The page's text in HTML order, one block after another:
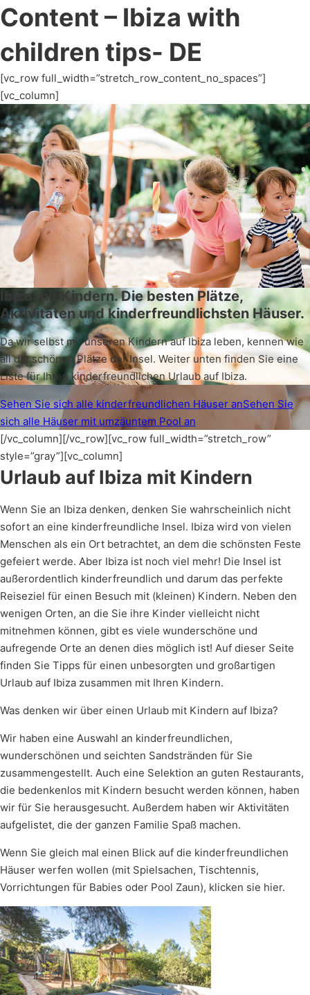
Content – Ibiza with
children tips- DE
[vc_row full_width=”stretch_row_content_no_spaces”]
[vc_column]
Ibiza mit Kindern. Die besten Plätze,
Aktivitäten und kinderfreundlichsten Häuser.
Da wir selbst mit unseren Kindern auf Ibiza leben, kennen wie
all die schönen Plätze der Insel. Weiter unten finden Sie eine
Liste für Ihren kinderfreundlichen Urlaub auf Ibiza.
Sehen Sie sich alle kinderfreundlichen Häuser anSehen Sie
sich alle Häuser mit umzäuntem Pool an
[/vc_column][/vc_row][vc_row full_width=”stretch_row”
style=”gray”][vc_column]
Urlaub auf Ibiza mit Kindern
Wenn Sie an Ibiza denken, denken Sie wahrscheinlich nicht
sofort an eine kinderfreundliche Insel. Ibiza wird von vielen
Menschen als ein Ort betrachtet, an dem die schönsten Feste
gefeiert werde. Aber Ibiza ist noch viel mehr! Die Insel ist
außerordentlich kinderfreundlich und darum das perfekte
Reiseziel für einen Besuch mit (kleinen) Kindern. Neben den
wenigen Orten, an die Sie ihre Kinder vielleicht nicht
mitnehmen können, gibt es viele wunderschöne und
aufregende Orte an denen dies möglich ist! Auf dieser Seite
finden Sie Tipps für einen unbesorgten und großartigen
Urlaub auf Ibiza zusammen mit Ihren Kindern.
Was denken wir über einen Urlaub mit Kindern auf Ibiza?
Wir haben eine Auswahl an kinderfreundlichen,
wunderschönen und seichten Sandstränden für Sie
zusammengestellt. Auch eine Selektion an guten Restaurants,
die bedenkenlos mit Kindern besucht werden können, haben
wir für Sie herausgesucht. Außerdem haben wir Aktivitäten
aufgelistet, die der ganzen Familie Spaß machen.
Wenn Sie gleich mal einen Blick auf die kinderfreundlichen
Häuser werfen wollen (mit Spielsachen, Tischtennis,
Vorrichtungen für Babies oder Pool Zaun), klicken sie hier.